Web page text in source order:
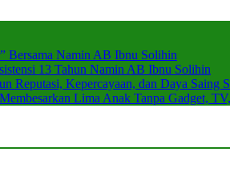
Bersama Namin AB Ibnu Solihin
13 Tahun Namin AB Ibnu Solihin
Reputasi, Kepercayaan, dan Daya Saing
Lima Anak Tanpa Gadget,